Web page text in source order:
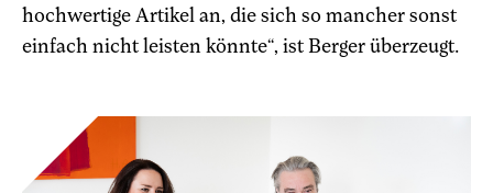
hochwertige Artikel an, die sich so mancher sonst
einfach nicht leisten könnte“, ist Berger überzeugt.